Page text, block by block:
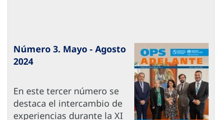
Número 3. Mayo - Agosto
2024
En este tercer número se
destaca el intercambio de
experiencias durante la XI